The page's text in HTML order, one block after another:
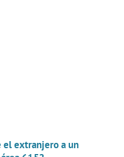
el extranjero a un